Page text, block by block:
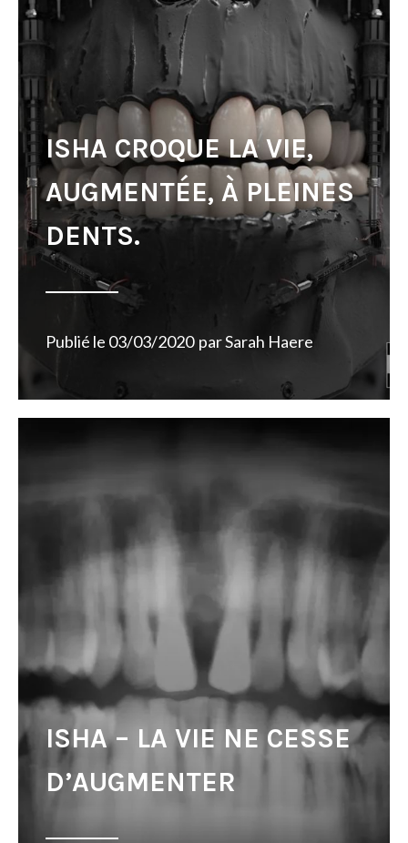
ISHA CROQUE LA VIE,
AUGMENTÉE, À PLEINES
DENTS.
Publié le 03/03/2020 parSarah Haere
ISHA – LA VIE NE CESSE
D’AUGMENTER